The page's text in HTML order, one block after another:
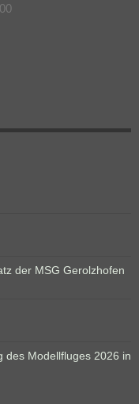
der MSG Gerolzhofen
des Modellfluges 2026 in